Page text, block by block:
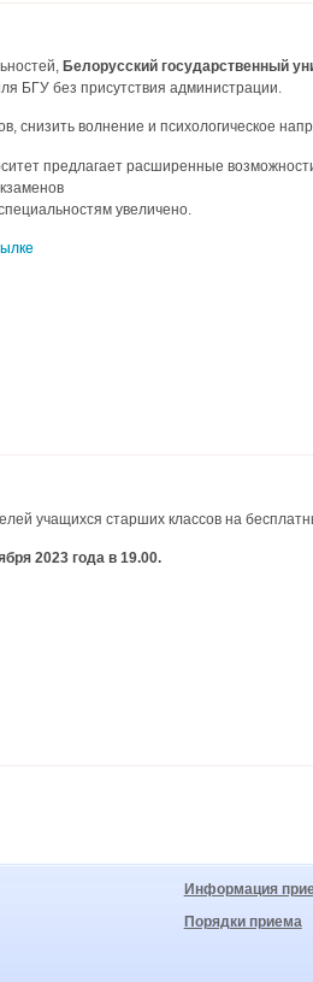
Белорусский государственный
БГУ без присутствия администрации.
снизить волнение и психологическое
предлагает расширенные
увеличено.
учащихся старших классов на
2023 года в 19.00.
Информация
Порядки приема